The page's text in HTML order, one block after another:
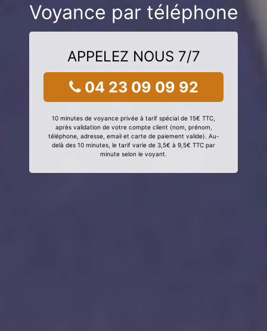
Voyance par téléphone
APPELEZ NOUS 7/7
04 23 09 09 92
10 minutes de voyance privée à tarif spécial de 15€ TTC,
après validation de votre compte client (nom, prénom,
téléphone, adresse, email et carte de paiement valide). Au-
delà des 10 minutes, le tarif varie de 3,5€ à 9,5€ TTC par
minute selon le voyant.